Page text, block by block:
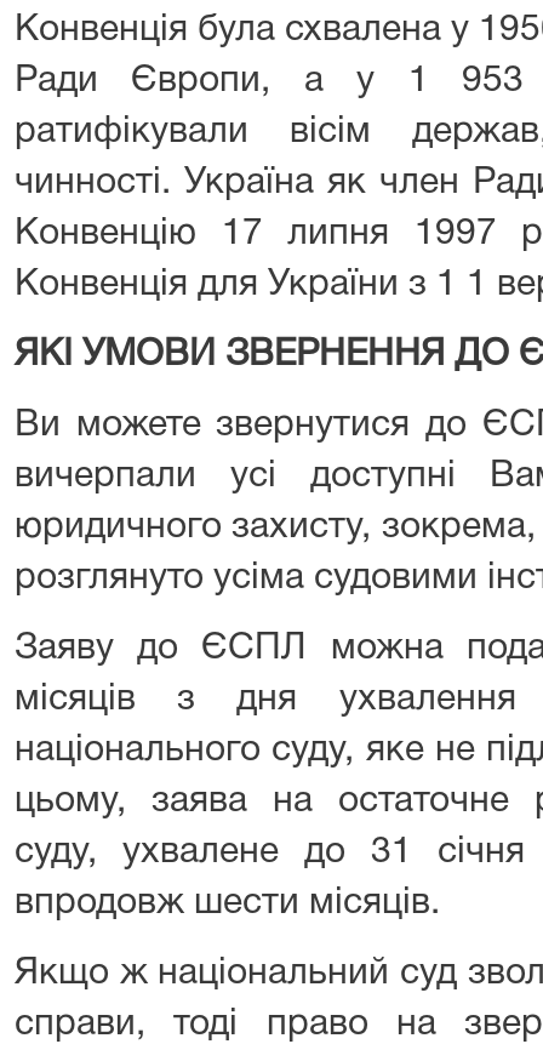
Конвенція була схвалена у
Ради Європи, а у 1 953
ратифікували вісім
чинності. Україна як член
Конвенцію 17 липня 1997
Конвенція для України з 1 1
ЯКІ УМОВИ ЗВЕРНЕННЯ ДО
Ви можете звернутися до
вичерпали усі доступні
юридичного захисту,
розглянуто усіма судовими
Заяву до ЄСПЛ можна
місяців з дня ухвалення
національного суду, яке не
цьому, заява на остаточне
суду, ухвалене до 31
впродовж шести місяців.
Якщо ж національний суд
справи, тоді право на